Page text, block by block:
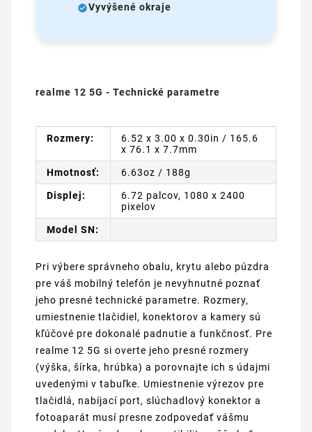
Vyvýšené okraje
realme 12 5G - Technické parametre
Rozmery:
6.52 x 3.00 x 0.30in / 165.6
x 76.1 x 7.7mm
Hmotnosť: 6.63oz / 188g
Displej:
6.72 palcov, 1080 x 2400
pixelov
Model SN:
Pri výbere správneho obalu, krytu alebo púzdra
pre váš mobilný telefón je nevyhnutné poznať
jeho presné technické parametre. Rozmery,
umiestnenie tlačidiel, konektorov a kamery sú
kľúčové pre dokonalé padnutie a funkčnosť. Pre
realme 12 5G si overte jeho presné rozmery
(výška, šírka, hrúbka) a porovnajte ich s údajmi
uvedenými v tabuľke. Umiestnenie výrezov pre
tlačidlá, nabíjací port, slúchadlový konektor a
fotoaparát musí presne zodpovedať vášmu